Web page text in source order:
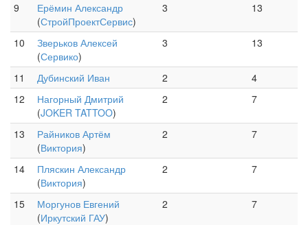
9
Ерёмин Александр
(СтройПроектСервис)
3 13
10
Зверьков Алексей
(Сервико)
3 13
11 Дубинский Иван 2
4
12
Нагорный Дмитрий
(JOKER TATTOO)
2 7
13
Райников Артём
(Виктория)
2 7
14
Пляскин Александр
(Виктория)
2 7
15
Моргунов Евгений
(Иркутский ГАУ)
2 7